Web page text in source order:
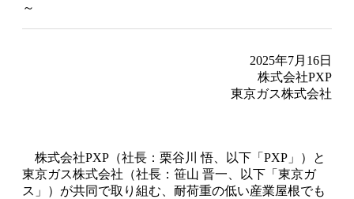
～
2025年7月16日
株式会社PXP
東京ガス株式会社
株式会社PXP（社長：栗谷川 悟、以下「PXP」）と
東京ガス株式会社（社長：笹山 晋一、以下「東京ガ
ス」）が共同で取り組む、耐荷重の低い産業屋根でも